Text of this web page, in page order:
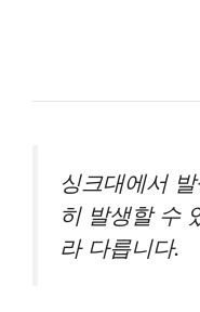
싱크대에서
히 발생할 수
라 다릅니다.